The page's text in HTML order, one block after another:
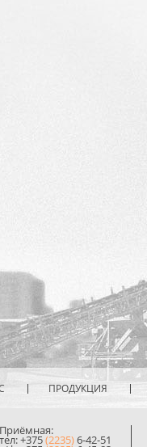
ПРОДУКЦИЯ
Приёмная:
тел: +375(2235)6-42-51